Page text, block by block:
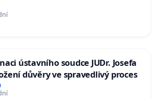
ústavního soudce JUDr. Josefa
důvěry ve spravedlivý proces